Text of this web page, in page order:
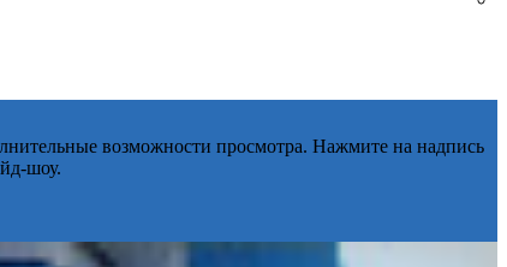
возможности просмотра. Нажмите на надпись
шоу.